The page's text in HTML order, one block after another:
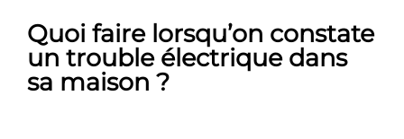
Quoi faire lorsqu’on constate
un trouble électrique dans
sa maison ?